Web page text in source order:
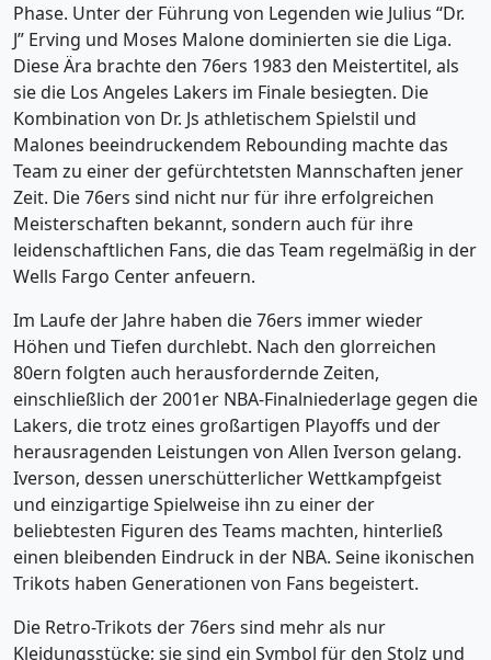
Phase. Unter der Führung von Legenden wie Julius “Dr.
J” Erving und Moses Malone dominierten sie die Liga.
Diese Ära brachte den 76ers 1983 den Meistertitel, als
sie die Los Angeles Lakers im Finale besiegten. Die
Kombination von Dr. Js athletischem Spielstil und
Malones beeindruckendem Rebounding machte das
Team zu einer der gefürchtetsten Mannschaften jener
Zeit. Die 76ers sind nicht nur für ihre erfolgreichen
Meisterschaften bekannt, sondern auch für ihre
leidenschaftlichen Fans, die das Team regelmäßig in der
Wells Fargo Center anfeuern.
Im Laufe der Jahre haben die 76ers immer wieder
Höhen und Tiefen durchlebt. Nach den glorreichen
80ern folgten auch herausfordernde Zeiten,
einschließlich der 2001er NBA-Finalniederlage gegen die
Lakers, die trotz eines großartigen Playoffs und der
herausragenden Leistungen von Allen Iverson gelang.
Iverson, dessen unerschütterlicher Wettkampfgeist
und einzigartige Spielweise ihn zu einer der
beliebtesten Figuren des Teams machten, hinterließ
einen bleibenden Eindruck in der NBA. Seine ikonischen
Trikots haben Generationen von Fans begeistert.
Die Retro-Trikots der 76ers sind mehr als nur
Kleidungsstücke; sie sind ein Symbol für den Stolz und